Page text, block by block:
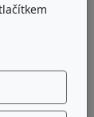
03K